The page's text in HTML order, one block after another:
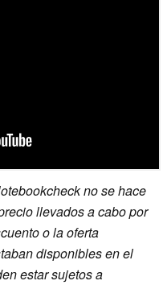
no se hace
llevados a cabo por
o la oferta
disponibles en el
estar sujetos a